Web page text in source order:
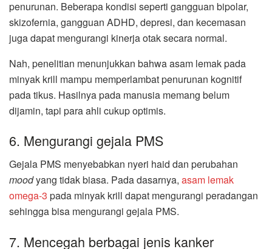
penurunan. Beberapa kondisi seperti gangguan bipolar,
skizofernia, gangguan ADHD, depresi, dan kecemasan
juga dapat mengurangi kinerja otak secara normal.
Nah, penelitian menunjukkan bahwa asam lemak pada
minyak krill mampu memperlambat penurunan kognitif
pada tikus. Hasilnya pada manusia memang belum
dijamin, tapi para ahli cukup optimis.
6. Mengurangi gejala PMS
Gejala PMS menyebabkan nyeri haid dan perubahan
moodyang tidak biasa. Pada dasarnya, asam lemak
omega-3 pada minyak krill dapat mengurangi peradangan
sehingga bisa mengurangi gejala PMS.
7. Mencegah berbagai jenis kanker